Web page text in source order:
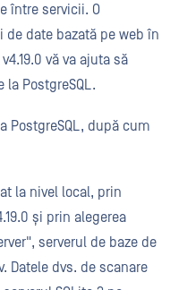
între servicii. O
date bazată pe web în
vă va ajuta să
PostgreSQL.
PostgreSQL, după cum
la nivel local, prin
și prin alegerea
serverul de baze de
Datele dvs. de scanare